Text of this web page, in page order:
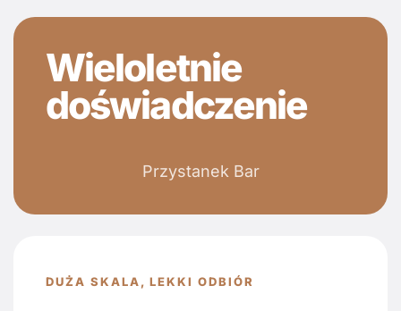
Wieloletnie
doświadczenie
Przystanek Bar
DUŻA SKALA, LEKKI ODBIÓR